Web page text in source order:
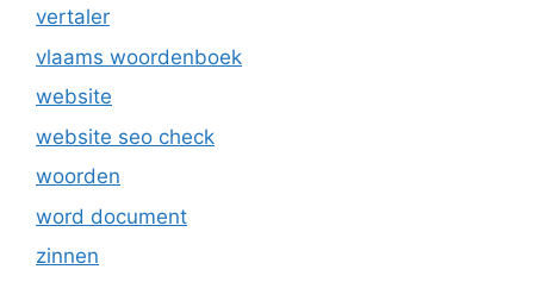
vertaler
vlaams woordenboek
website
website seo check
woorden
word document
zinnen